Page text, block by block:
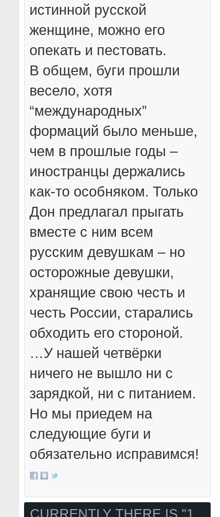
истинной русской
женщине, можно его
опекать и пестовать.
В общем, буги прошли
весело, хотя
“международных”
формаций было меньше,
чем в прошлые годы –
иностранцы держались
как-то особняком. Только
Дон предлагал прыгать
вместе с ним всем
русским девушкам – но
осторожные девушки,
хранящие свою честь и
честь России, старались
обходить его стороной.
…У нашей четвёрки
ничего не вышло ни с
зарядкой, ни с питанием.
Но мы приедем на
следующие буги и
обязательно исправимся!